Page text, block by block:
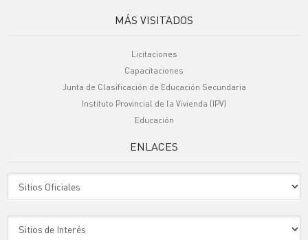
MÁS VISITADOS
Licitaciones
Capacitaciones
Junta de Clasificación de Educación Secundaria
Instituto Provincial de la Vivienda (IPV)
Educación
ENLACES